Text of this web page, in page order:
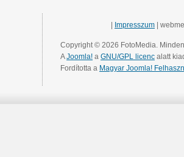
Impresszum |
Copyright © 2026 FotoMedia.
AJoomla! a GNU/GPL licenc alatt
Fordította a Magyar Joomla!